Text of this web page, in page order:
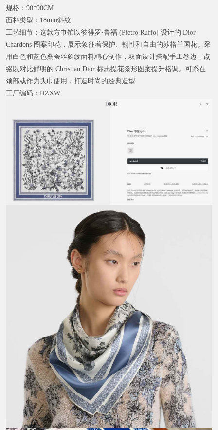
规格： 90*90CM
面料类型： 18mm斜纹
工艺细节： 这款方巾饰以彼得罗·鲁福 (Pietro Ruffo) 设计的 Dior
Chardons 图案印花，展示象征着保护、韧性和自由的苏格兰国花。采
用白色和蓝色桑蚕丝斜纹面料精心制作，双面设计搭配手工卷边，点
缀以对比鲜明的 Christian Dior 标志提花条形图案提升格调。可系在
颈部或作为头巾使用，打造时尚的经典造型
工厂编码： HZXW